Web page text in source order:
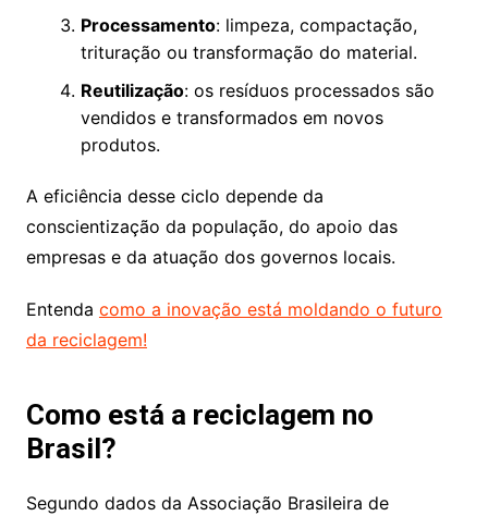
Processamento: limpeza, compactação,
trituração ou transformação do material.
Reutilização: os resíduos processados são
vendidos e transformados em novos
produtos.
A eficiência desse ciclo depende da
conscientização da população, do apoio das
empresas e da atuação dos governos locais.
Entenda como a inovação está moldando o futuro
da reciclagem!
Como está a reciclagem no
Brasil?
Segundo dados da Associação Brasileira de